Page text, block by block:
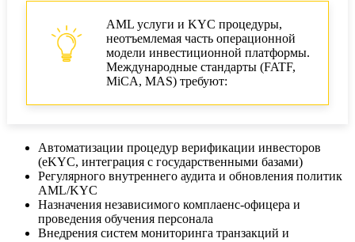
AML услуги и KYC процедуры,
неотъемлемая часть операционной
модели инвестиционной платформы.
Международные стандарты (FATF,
MiCA, MAS) требуют:
Автоматизации процедур верификации инвесторов
(eKYC, интеграция с государственными базами)
Регулярного внутреннего аудита и обновления политик
AML/KYC
Назначения независимого комплаенс-офицера и
проведения обучения персонала
Внедрения систем мониторинга транзакций и